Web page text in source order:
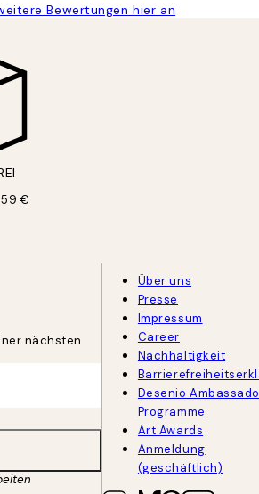
Bewertungen hier an
€
nächsten
Über uns
Presse
Impressum
Career
Nachhaltigkeit
Desenio
Programme
Art Awards
Anmeldung
(geschäftlich)